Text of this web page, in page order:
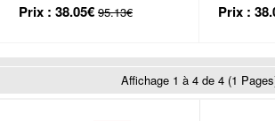
Manche Courte
Prix : 38.05€ 95.13€
Manche
Prix :
Affichage 1 à 4 de 4 (1